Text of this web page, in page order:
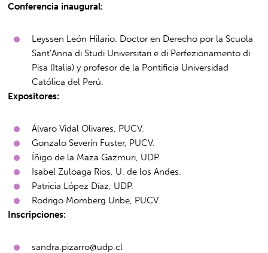
Conferencia inaugural:
Leyssen León Hilario. Doctor en Derecho por la Scuola
Sant’Anna di Studi Universitari e di Perfezionamento di
Pisa (Italia) y profesor de la Pontificia Universidad
Católica del Perú.
Expositores:
Álvaro Vidal Olivares, PUCV.
Gonzalo Severín Fuster, PUCV.
Íñigo de la Maza Gazmuri, UDP.
Isabel Zuloaga Ríos, U. de los Andes.
Patricia López Díaz, UDP.
Rodrigo Momberg Uribe, PUCV.
Inscripciones:
sandra.pizarro@udp.cl